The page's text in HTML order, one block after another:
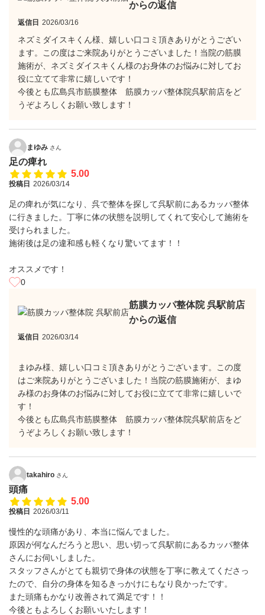
からの返信
返信日 2026/03/16
ネズミダイスキくん様、嬉しい口コミ頂きありがとうござい
ます。この度はご来院ありがとうございました！当院の筋膜
施術が、ネズミダイスキくん様のお身体のお悩みに対してお
役に立てて非常に嬉しいです！
今後とも広島呉市筋膜整体 筋膜カッパ整体院呉駅前店をど
うぞよろしくお願い致します！
まゆみ さん
足の痺れ
5.00
投稿日 2026/03/14
足の痺れが気になり、呉で整体を探して呉駅前にあるカッパ整体
に行きました。丁寧に体の状態を説明してくれて安心して施術を
受けられました。
施術後は足の違和感も軽くなり驚いてます！！
オススメです！
0
筋膜カッパ整体院 呉駅前店
からの返信
返信日 2026/03/14
まゆみ様、嬉しい口コミ頂きありがとうございます。この度
はご来院ありがとうございました！当院の筋膜施術が、まゆ
み様のお身体のお悩みに対してお役に立てて非常に嬉しいで
す！
今後とも広島呉市筋膜整体 筋膜カッパ整体院呉駅前店をど
うぞよろしくお願い致します！
takahiro さん
頭痛
5.00
投稿日 2026/03/11
慢性的な頭痛があり、本当に悩んでました。
原因が何なんだろうと思い、思い切って呉駅前にあるカッパ整体
さんにお伺いしました。
スタッフさんがとても親切で身体の状態を丁寧に教えてくださっ
たので、自分の身体を知るきっかけにもなり良かったです。
また頭痛もかなり改善されて満足です！！
今後ともよろしくお願いいたします！